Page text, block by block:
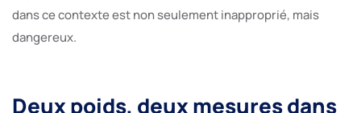
dans ce contexte est non seulement inapproprié, mais
dangereux.
Deux poids, deux mesures dans